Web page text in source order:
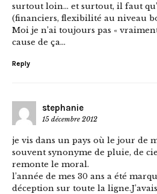
surtout loin… et surtout, il faut
(financiers, flexibilité au niveau
Moi je n’ai toujours pas «
cause de ça…
Reply
stephanie
15 décembre 2012
je vis dans un pays où le jour de
souvent synonyme de pluie, de
remonte le moral.
l’année de mes 30 ans a été
déception sur toute la